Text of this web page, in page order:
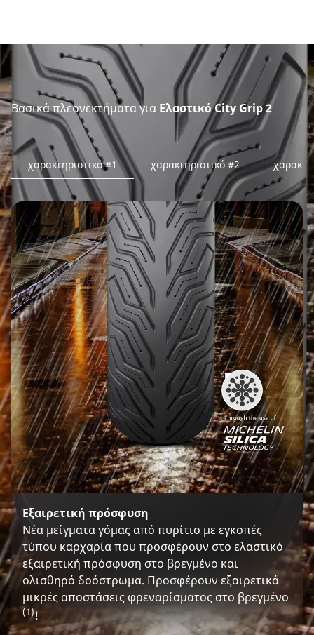
Βασικά πλεονεκτήματα για Ελαστικό City Grip 2
χαρακτηριστικό #1 χαρακτηριστικό #2
Εξαιρετική πρόσφυση
Νέα μείγματα γόμας από πυρίτιο με εγκοπές
τύπου καρχαρία που προσφέρουν στο ελαστικό
εξαιρετική πρόσφυση στο βρεγμένο και
ολισθηρό δοόστρωμα. Προσφέρουν εξαιρετικά
μικρές αποστάσεις φρεναρίσματος στο βρεγμένο
(1)!